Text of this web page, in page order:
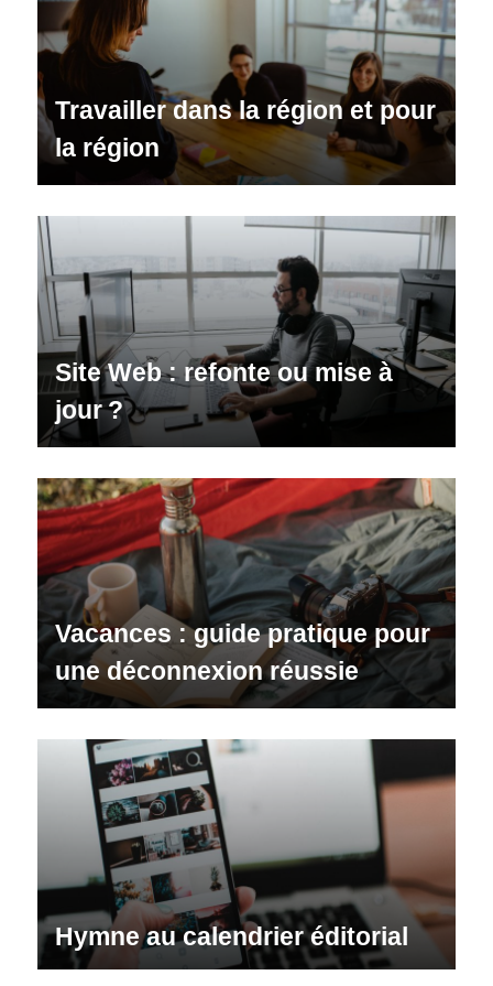
Travailler dans la région et pour
la région
Site Web : refonte ou mise à
jour ?
Vacances : guide pratique pour
une déconnexion réussie
Hymne au calendrier éditorial